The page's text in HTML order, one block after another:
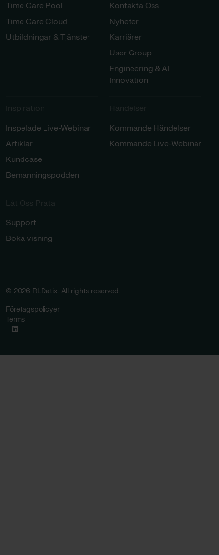
Time Care Pool
Time Care Cloud
Utbildningar & Tjänster​
Kontakta Oss
Nyheter
Karriärer​
User Group
Engineering & AI
Innovation
Inspiration​
Inspelade Live-Webinar
Artiklar
Kundcase
Bemanningspodden
Händelser​
Kommande Händelser
Kommande Live-Webinar
Låt Oss Prata​
Support
Boka visning
© 2026 RLDatix. All rights reserved.
Företagspolicyer
Terms